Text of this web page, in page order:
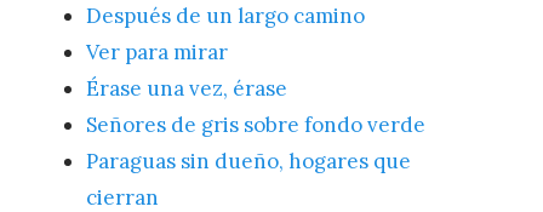
Después de un largo camino
Ver para mirar
Érase una vez, érase
Señores de gris sobre fondo verde
Paraguas sin dueño, hogares que
cierran